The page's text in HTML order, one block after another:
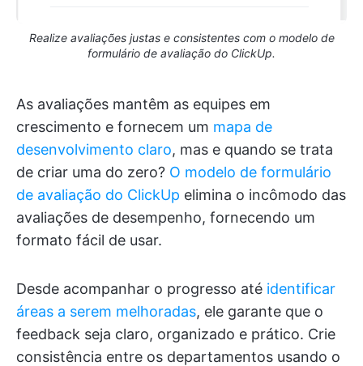
Realize avaliações justas e consistentes com o modelo de
formulário de avaliação do ClickUp.
As avaliações mantêm as equipes em
crescimento e fornecem um mapa de
desenvolvimento claro, mas e quando se trata
de criar uma do zero? O modelo de formulário
de avaliação do ClickUp elimina o incômodo das
avaliações de desempenho, fornecendo um
formato fácil de usar.
Desde acompanhar o progresso até identificar
áreas a serem melhoradas, ele garante que o
feedback seja claro, organizado e prático. Crie
consistência entre os departamentos usando o